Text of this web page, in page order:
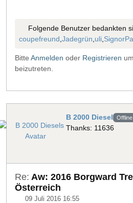
Folgende Benutzer bedankten
coupefreund Jadegrün uli
Bitte Anmelden oder Registrieren
beizutreten.
B 2000 Diesel Offline
Thanks: 11636
Re: Aw: 2016 Borgward
Österreich
09 Juli 2016 16:55